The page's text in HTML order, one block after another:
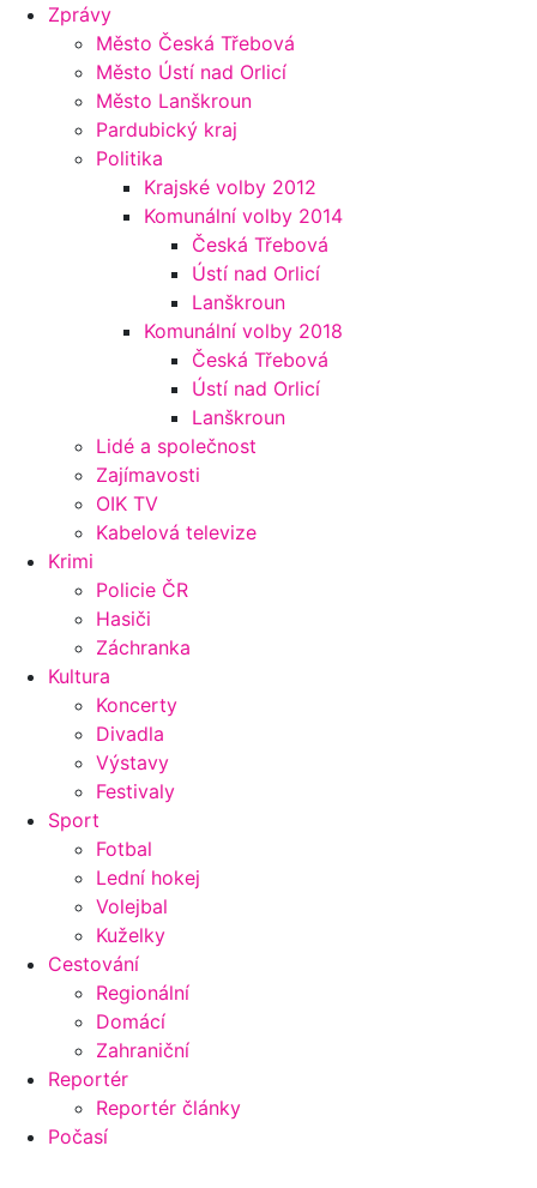
Zprávy
Město Česká Třebová
Město Ústí nad Orlicí
Město Lanškroun
Pardubický kraj
Politika
Krajské volby 2012
Komunální volby 2014
Česká Třebová
Ústí nad Orlicí
Lanškroun
Komunální volby 2018
Česká Třebová
Ústí nad Orlicí
Lanškroun
Lidé a společnost
Zajímavosti
OIK TV
Kabelová televize
Krimi
Policie ČR
Hasiči
Záchranka
Kultura
Koncerty
Divadla
Výstavy
Festivaly
Sport
Fotbal
Lední hokej
Volejbal
Kuželky
Cestování
Regionální
Domácí
Zahraniční
Reportér
Reportér články
Počasí